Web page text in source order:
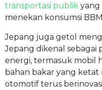
transportasi publik yang
menekan konsumsi
Jepang juga getol
Jepang dikenal sebagai
energi, termasuk mobil
bahan bakar yang
otomotif terus